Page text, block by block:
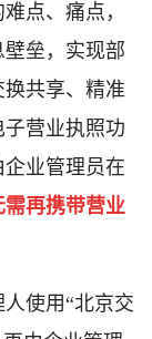
点、痛点，
垒，实现部
共享、精准
营业执照功
企业管理员在
需再携带营业
使用“北京交